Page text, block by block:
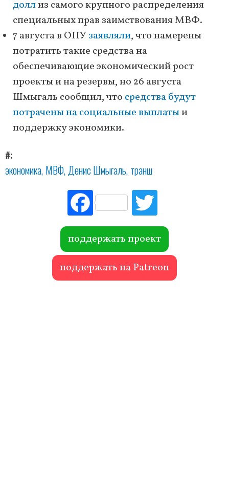
доллиз самого крупного распределения
специальных прав заимствования МВФ.
7 августа в ОПУзаявляли, что намерены
потратить такие средства на
обеспечивающие экономический рост
проекты и на резервы, но 26 августа
Шмыгаль сообщил, что средства будут
потрачены на социальные выплатыи
поддержку экономики.
#
экономика МВФ Денис Шмыгаль транш
Fac
ebo
ok r
поддержать проект
поддержать на Patreon